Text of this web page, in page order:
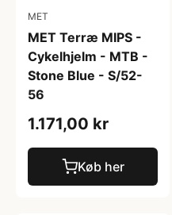
MET
MET Terræ MIPS -
Cykelhjelm - MTB -
Stone Blue - S/52-
56
1.171,00 kr
Køb her